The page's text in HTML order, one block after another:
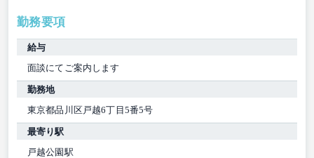
勤務要項
給与
面談にてご案内します
勤務地
東京都品川区戸越6丁目5番5号
最寄り駅
戸越公園駅